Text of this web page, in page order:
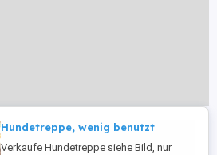
Hundetreppe, wenig benutzt
Verkaufe Hundetreppe siehe Bild, nur